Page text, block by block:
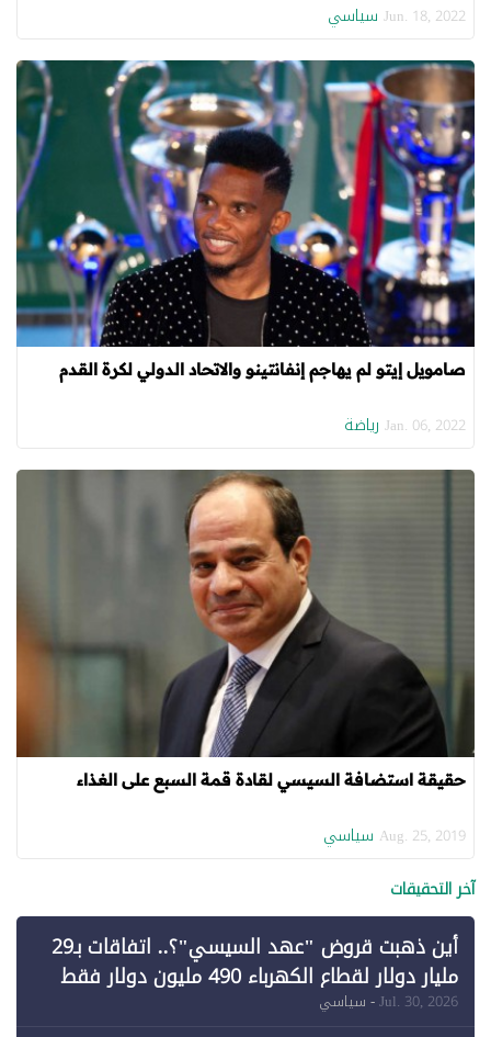
Jun. 18, 2022 سياسي
صامويل إيتو لم يهاجم إنفانتينو والاتحاد الدولي لكرة القدم
Jan. 06, 2022 رياضة
حقيقة استضافة السيسي لقادة قمة السبع على الغذاء
Aug. 25, 2019 سياسي
آخر التحقيقات
أين ذهبت قروض "عهد السيسي"؟.. اتفاقات بـ29
مليار دولار لقطاع الكهرباء 490 مليون دولار فقط
لـ"الطاقة المتجددة" (1)
Jul. 30, 2026- سياسي